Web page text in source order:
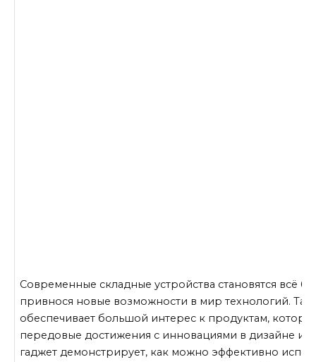
Современные складные устройства становятся всё
привнося новые возможности в мир технологий.
обеспечивает большой интерес к продуктам,
передовые достижения с инновациями в дизайне и
гаджет демонстрирует, как можно эффективно